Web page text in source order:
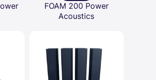
FOAM 200 Power
Acoustics